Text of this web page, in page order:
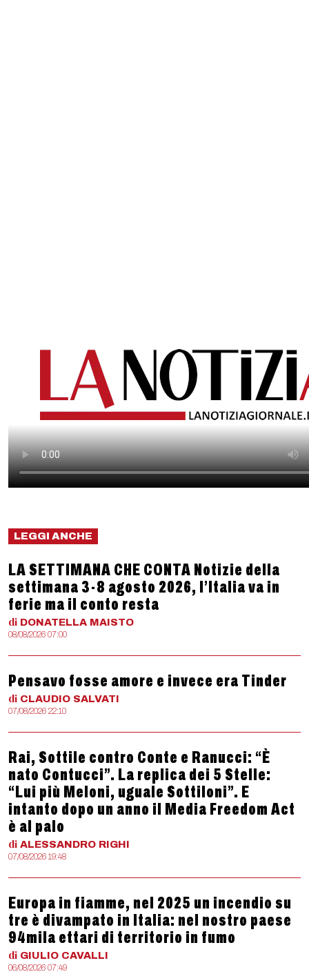
LEGGI ANCHE
LA SETTIMANA CHE CONTA Notizie della
settimana 3-8 agosto 2026, l’Italia va in
ferie ma il conto resta
di DONATELLA MAISTO
08/08/2026 07:00
Pensavo fosse amore e invece era Tinder
di CLAUDIO SALVATI
07/08/2026 22:10
Rai, Sottile contro Conte e Ranucci: “È
nato Contucci”. La replica dei 5 Stelle:
“Lui più Meloni, uguale Sottiloni”. E
intanto dopo un anno il Media Freedom Act
è al palo
di ALESSANDRO RIGHI
07/08/2026 19:48
Europa in fiamme, nel 2025 un incendio su
tre è divampato in Italia: nel nostro paese
94mila ettari di territorio in fumo
di GIULIO CAVALLI
06/08/2026 07:49